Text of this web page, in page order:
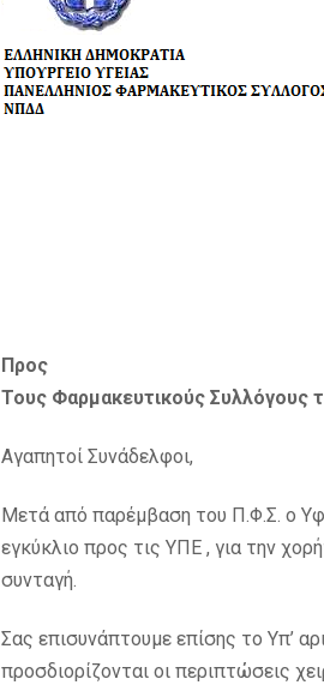
Προς
Τους Φαρμακευτικούς Συλλόγους
Αγαπητοί Συνάδελφοι,
Μετά από παρέμβαση του Π.Φ.Σ. ο
εγκύκλιο προς τις ΥΠΕ , για την
συνταγή.
Σας επισυνάπτουμε επίσης το Υπ’
προσδιορίζονται οι περιπτώσεις